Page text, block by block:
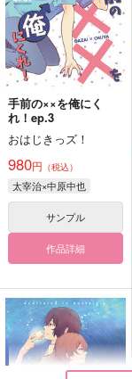
手前の××を俺にく
れ！ep.3
おはじきっズ！
980円 （税込）
太宰治×中原中也
サンプル
作品詳細